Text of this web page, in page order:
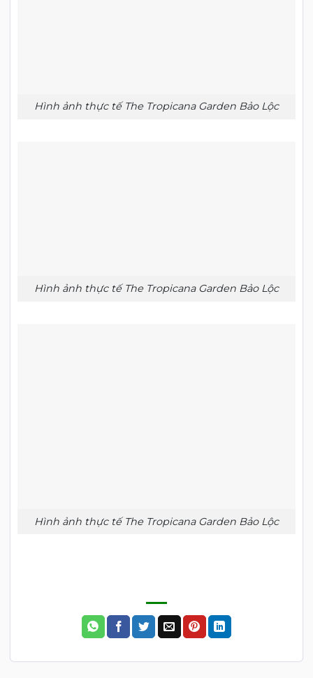
Hình ảnh thực tế The Tropicana Garden Bảo Lộc
Hình ảnh thực tế The Tropicana Garden Bảo Lộc
Hình ảnh thực tế The Tropicana Garden Bảo Lộc